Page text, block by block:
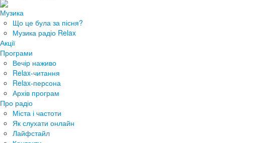
Музика
Що це була за пісня?
Музика радіо Relax
Акції
Програми
Вечір наживо
Relax-читання
Relax-персона
Архів програм
Про радіо
Міста і частоти
Як слухати онлайн
Лайфстайл